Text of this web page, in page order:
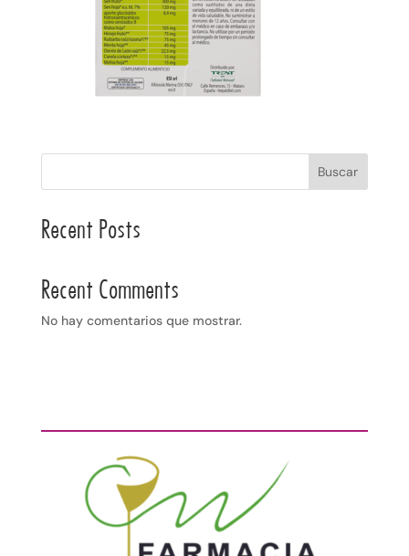
Buscar
Recent Posts
Recent Comments
No hay comentarios que mostrar.